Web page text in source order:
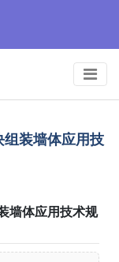
装墙体应用技
墙体应用技术规